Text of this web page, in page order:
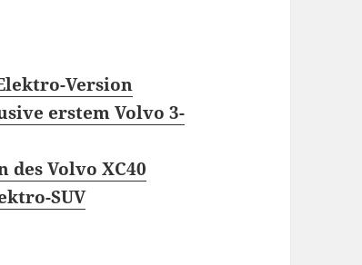
Version
erstem Volvo 3-
Volvo XC40
SUV